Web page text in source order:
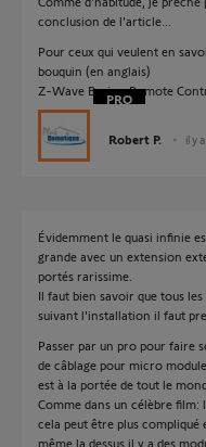
conclusion de l'article...
Pour ceux qui veulent en
bouquin (en anglais)
Z-Wave Basics: Remote
Robert P. il y
Évidemment le quasi infinie
grande avec un extension
portés rarissime.
Il faut bien savoir que tous
suivant l'installation il faut
Passer par un pro pour faire
de câblage pour micro
est à la portée de tout le
Comme dans un célèbre film:
cela peut être plus
même la dessus il y a des